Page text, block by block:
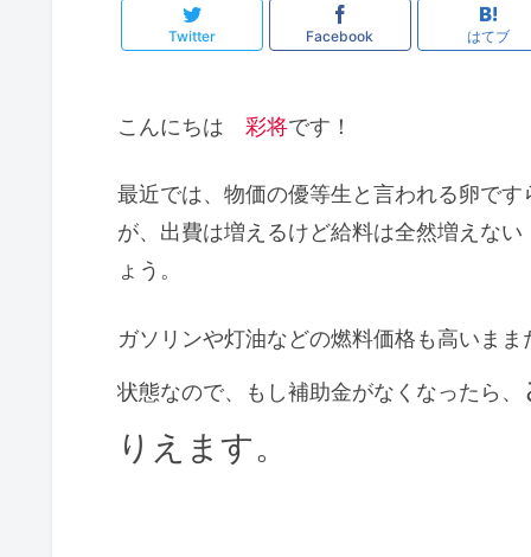
Twitter Facebook はてブ
こんにちは 彩将です！
最近では、物価の優等生と言われる卵で
が、出費は増えるけど給料は全然増えな
ょう。
ガソリンや灯油などの燃料価格も高いま
状態なので、もし補助金がなくなったら、
りえます。